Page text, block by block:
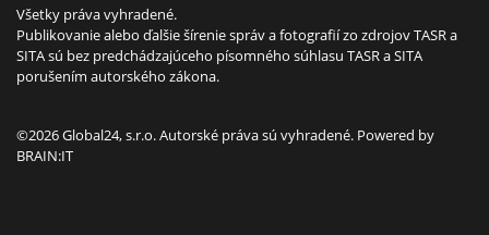
Všetky práva vyhradené.
Publikovanie alebo ďalšie šírenie správ a fotografií zo zdrojov TASR a
SITA sú bez predchádzajúceho písomného súhlasu TASR a SITA
porušením autorského zákona.
©2026 Global24, s.r.o. Autorské práva sú vyhradené. Powered by
BRAIN:IT